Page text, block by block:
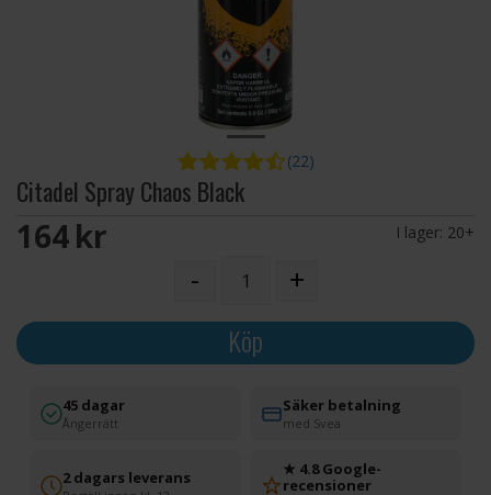
(22)
Citadel Spray Chaos Black
164 SEK I lager: 20+
- +
Köp
45 dagar
Ångerrätt
Säker betalning
med Svea
2 dagars leverans
★ 4.8 Google-
recensioner